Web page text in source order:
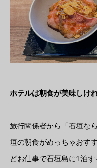
ホテルは朝食が美味しけ
旅行関係者から「石垣な
垣の朝食がめっちゃおす
どお仕事で石垣島に1泊